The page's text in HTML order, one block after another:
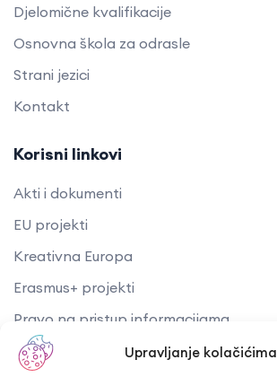
Upravljanje kolačićima
Djelomične kvalifikacije
Osnovna škola za odrasle
Strani jezici
Kontakt
Korisni linkovi
Akti i dokumenti
EU projekti
Kreativna Europa
Erasmus+ projekti
​​​​​​​Pravo na pristup informacijama
Arhiva objava